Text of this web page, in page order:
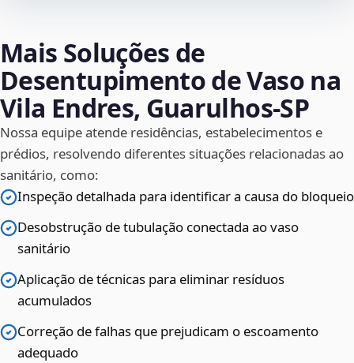
Mais Soluções de
Desentupimento de Vaso na
Vila Endres, Guarulhos‑SP
Nossa equipe atende residências, estabelecimentos e
prédios, resolvendo diferentes situações relacionadas ao
sanitário, como:
Inspeção detalhada para identificar a causa do bloqueio
Desobstrução de tubulação conectada ao vaso
sanitário
Aplicação de técnicas para eliminar resíduos
acumulados
Correção de falhas que prejudicam o escoamento
adequado